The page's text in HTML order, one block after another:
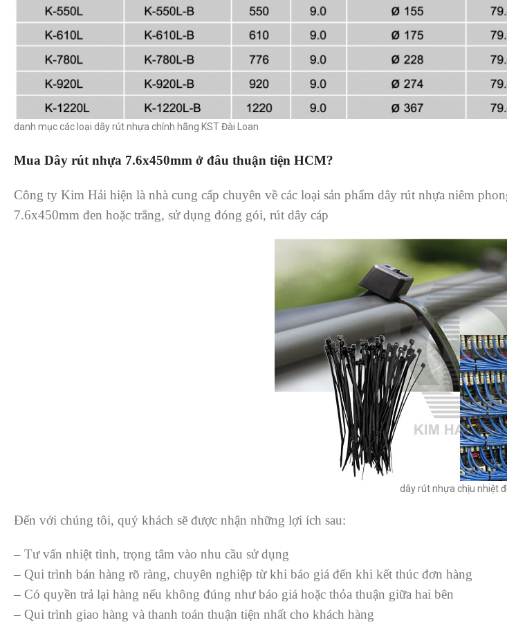
danh mục các loại dây rút nhựa chính hãng KST Đài Loan
Mua Dây rút nhựa 7.6x450mm ở đâu thuận tiện HCM?
Công ty Kim Hải hiện là nhà cung cấp chuyên về các loại sản phẩm dây rút nhựa niêm
7.6x450mm đen hoặc trắng, sử dụng đóng gói, rút dây cáp
dây rút nhựa chịu nhiệt
Đến với chúng tôi, quý khách sẽ được nhận những lợi ích sau:
– Tư vấn nhiệt tình, trọng tâm vào nhu cầu sử dụng
– Qui trình bán hàng rõ ràng, chuyên nghiệp từ khi báo giá đến khi kết thúc đơn hàng
– Có quyền trả lại hàng nếu không đúng như báo giá hoặc thỏa thuận giữa hai bên
– Qui trình giao hàng và thanh toán thuận tiện nhất cho khách hàng